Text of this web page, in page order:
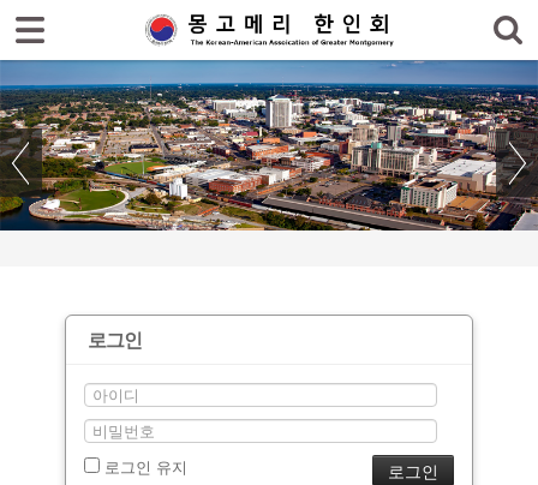
로그인
로그인 유지
한인회
한인회 소식
- 공지사항
- 몽고메리 한인회 이모저모
- 애틀랜타 총영사관 소식
한인회 커뮤니티